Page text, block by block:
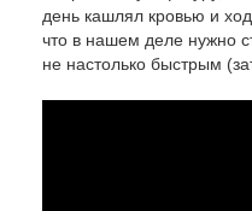
день кашлял кровью и
что в нашем деле нужно
не настолько быстрым